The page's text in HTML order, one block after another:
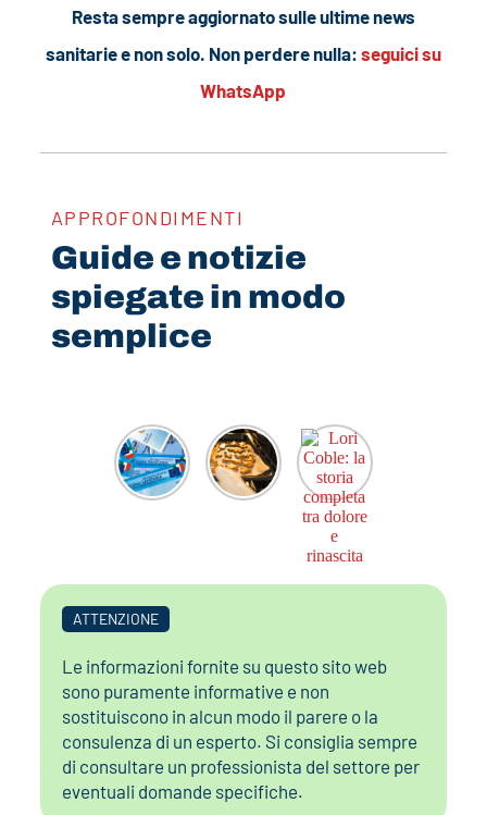
Resta sempre aggiornato sulle ultime news
sanitarie e non solo. Non perdere nulla: seguici su
WhatsApp
APPROFONDIMENTI
Guide e notizie
spiegate in modo
semplice
ATTENZIONE
Le informazioni fornite su questo sito web
sono puramente informative e non
sostituiscono in alcun modo il parere o la
consulenza di un esperto. Si consiglia sempre
di consultare un professionista del settore per
eventuali domande specifiche.